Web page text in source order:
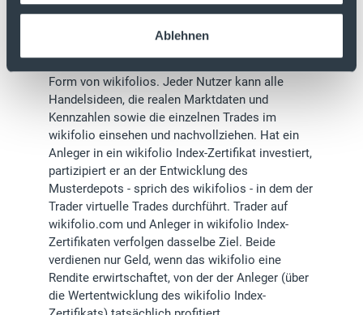
Ablehnen
Social-Trading
Form von wikifolios. Jeder Nutzer kann alle
Handelsideen, die realen Marktdaten und
Kennzahlen sowie die einzelnen Trades im
wikifolio einsehen und nachvollziehen. Hat ein
Anleger in ein wikifolio Index-Zertifikat investiert,
partizipiert er an der Entwicklung des
Musterdepots - sprich des wikifolios - in dem der
Trader virtuelle Trades durchführt. Trader auf
wikifolio.com und Anleger in wikifolio Index-
Zertifikaten verfolgen dasselbe Ziel. Beide
verdienen nur Geld, wenn das wikifolio eine
Rendite erwirtschaftet, von der der Anleger (über
die Wertentwicklung des wikifolio Index-